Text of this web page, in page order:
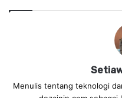
Menulis tentang teknologi